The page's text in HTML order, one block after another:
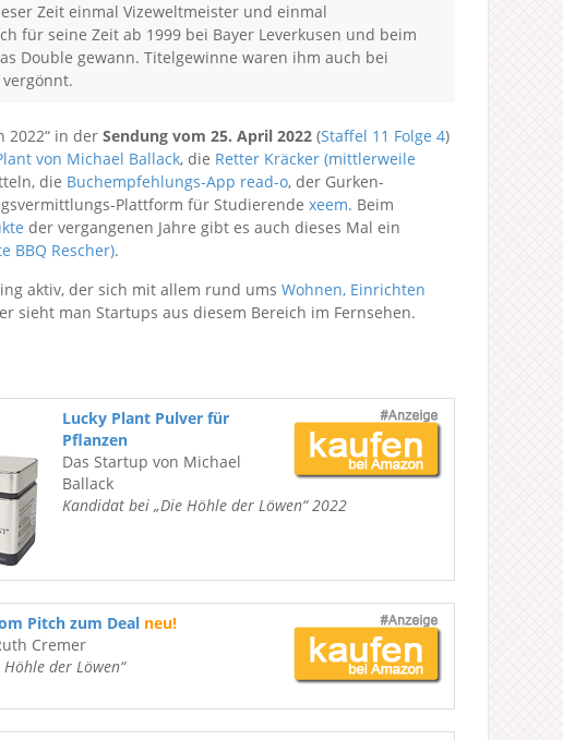
Zeit einmal Vizeweltmeister und einmal
für seine Zeit ab 1999 bei Bayer Leverkusen und beim
Double gewann. Titelgewinne waren ihm auch bei
2022“ in der Sendung vom 25. April 2022 (Staffel 11 Folge 4)
von Michael Ballack, die Retter Kräcker (mittlerweile
die Buchempfehlungs-App read-o, der Gurken-
Plattform für Studierende xeem. Beim
der vergangenen Jahre gibt es auch dieses Mal ein
BBQ Rescher).
aktiv, der sich mit allem rund ums Wohnen, Einrichten
sieht man Startups aus diesem Bereich im Fernsehen.
Lucky Plant Pulver für
Pflanzen
Das Startup von Michael
Ballack
Kandidat bei „Die Höhle der Löwen“ 2022
Pitch zum Deal neu!
Cremer
der Löwen“